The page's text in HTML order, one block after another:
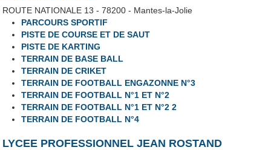
ROUTE NATIONALE 13 - 78200 - Mantes-la-Jolie
PARCOURS SPORTIF
PISTE DE COURSE ET DE SAUT
PISTE DE KARTING
TERRAIN DE BASE BALL
TERRAIN DE CRIKET
TERRAIN DE FOOTBALL ENGAZONNE N°3
TERRAIN DE FOOTBALL N°1 ET N°2
TERRAIN DE FOOTBALL N°1 ET N°2 2
TERRAIN DE FOOTBALL N°4
LYCEE PROFESSIONNEL JEAN ROSTAND